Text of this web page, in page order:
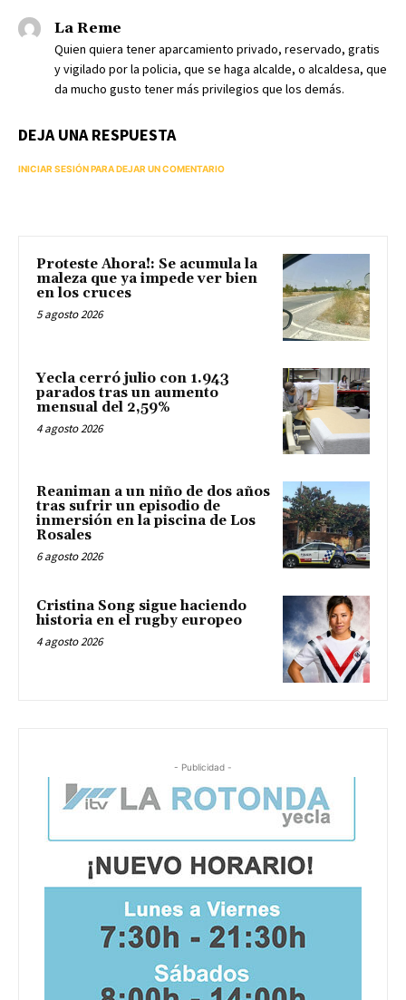
La Reme
Quien quiera tener aparcamiento privado, reservado, gratis
y vigilado por la policia, que se haga alcalde, o alcaldesa, que
da mucho gusto tener más privilegios que los demás.
DEJA UNA RESPUESTA
INICIAR SESIÓN PARA DEJAR UN COMENTARIO
Proteste Ahora!: Se acumula la
maleza que ya impede ver bien
en los cruces
5 agosto 2026
Yecla cerró julio con 1.943
parados tras un aumento
mensual del 2,59%
4 agosto 2026
Reaniman a un niño de dos años
tras sufrir un episodio de
inmersión en la piscina de Los
Rosales
6 agosto 2026
Cristina Song sigue haciendo
historia en el rugby europeo
4 agosto 2026
- Publicidad -